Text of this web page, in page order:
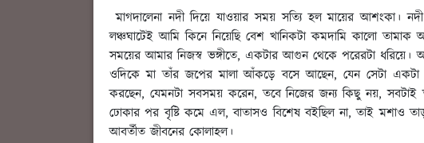
মাগদালেনা নদী দিয়ে যাওয়ার সময় সত্যি হল মায়ের আশংকা।
লঞ্চঘাটেই আমি কিনে নিয়েছি বেশ খানিকটা কমদামি কালো
সময়ের আমার নিজস্ব ভঙ্গীতে, একটার আগুন থেকে পরেরটা
ওদিকে মা তাঁর জপের মালা আঁকড়ে বসে আছেন, যেন সেটা একটা
করছেন, যেমনটা সবসময় করেন, তবে নিজের জন্য কিছু নয়, সবটাই
ঢোকার পর বৃষ্টি কমে এল, বাতাসও বিশেষ বইছিল না, তাই মশাও
আবর্তীত জীবনের কোলাহল।